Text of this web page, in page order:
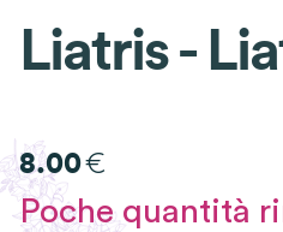
Liatris -
8.00€
Poche quantità